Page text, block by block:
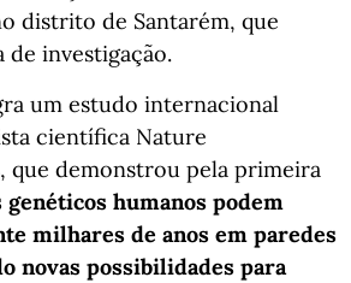
distrito de Santarém, que
investigação.
um estudo internacional
científica Nature
que demonstrou pela primeira
humanos podem
milhares de anos em paredes
novas possibilidades para